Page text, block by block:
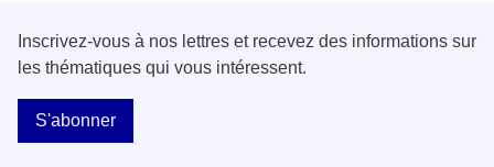
Inscrivez-vous à nos lettres et recevez des informations sur
les thématiques qui vous intéressent.
S'abonner